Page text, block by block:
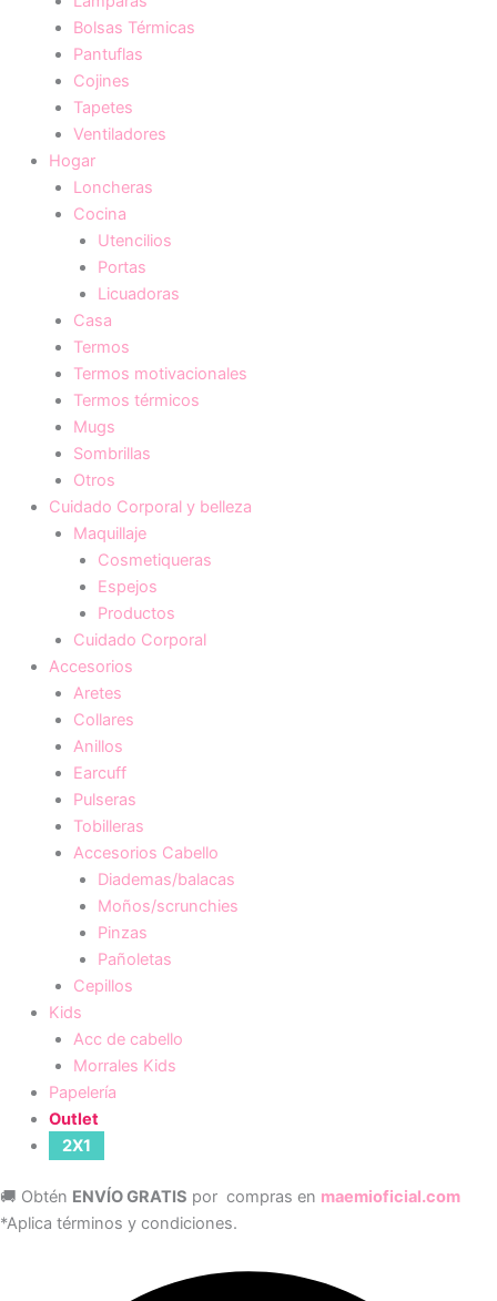
Bolsas Térmicas
Pantuflas
Cojines
Tapetes
Ventiladores
Hogar
Loncheras
Cocina
Utencilios
Portas
Licuadoras
Casa
Termos
Termos motivacionales
Termos térmicos
Mugs
Sombrillas
Otros
Cuidado Corporal y belleza
Maquillaje
Cosmetiqueras
Espejos
Productos
Cuidado Corporal
Accesorios
Aretes
Collares
Anillos
Earcuff
Pulseras
Tobilleras
Accesorios Cabello
Diademas/balacas
Moños/scrunchies
Pinzas
Pañoletas
Cepillos
Kids
Acc de cabello
Morrales Kids
Papelería
Outlet
2X1
🚚 Obtén ENVÍO GRATIS por compras en maemioficial.com
*Aplica términos y condiciones.